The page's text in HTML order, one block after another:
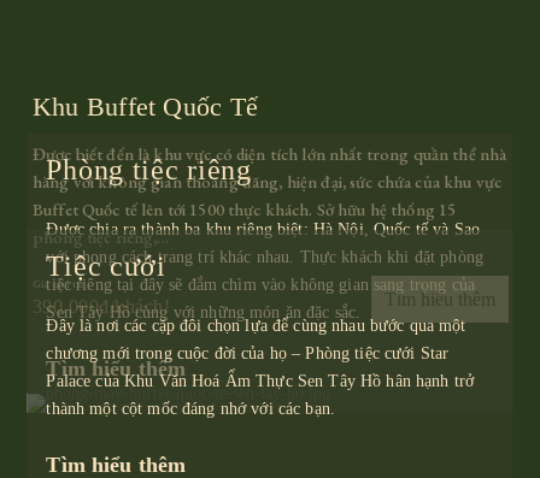
Khu Buffet Quốc Tế
Được biết đến là khu vực có diện tích lớn nhất trong quần thể nhà
hàng với không gian thoáng đãng, hiện đại, sức chứa của khu vực
Buffet Quốc tế lên tới 1500 thực khách. Sở hữu hệ thống 15
phòng tiệc riêng,...
Giá chỉ từ
390.000đ/khách! Tìm hiểu thêm
Phòng tiệc riêng
Được chia ra thành ba khu riêng biệt: Hà Nội, Quốc tế và Sao
với phong cách trang trí khác nhau. Thực khách khi đặt phòng
tiệc riêng tại đây sẽ đắm chìm vào không gian sang trọng của
Sen Tây Hồ cùng với những món ăn đặc sắc.
Tìm hiểu thêm
Tiệc cưới
Đây là nơi các cặp đôi chọn lựa để cùng nhau bước qua một
chương mới trong cuộc đời của họ – Phòng tiệc cưới Star
Palace của Khu Văn Hoá Ẩm Thực Sen Tây Hồ hân hạnh trở
thành một cột mốc đáng nhớ với các bạn.
Tìm hiểu thêm